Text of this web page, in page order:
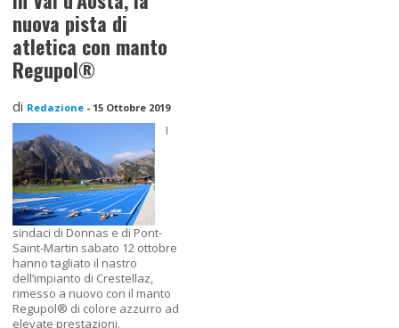
nuova pista di
atletica con manto
Regupol®
di Redazione - 15 Ottobre 2019
I
sindaci di Donnas e di Pont-
Saint-Martin sabato 12 ottobre
hanno tagliato il nastro
dell’impianto di Crestellaz,
rimesso a nuovo con il manto
Regupol® di colore azzurro ad
elevate prestazioni.